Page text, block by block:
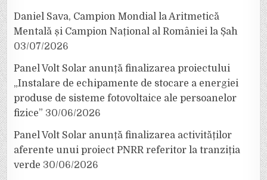
Daniel Sava, Campion Mondial la Aritmetică
Mentală și Campion Național al României la Șah
03/07/2026
Panel Volt Solar anunță finalizarea proiectului
„Instalare de echipamente de stocare a energiei
produse de sisteme fotovoltaice ale persoanelor
fizice” 30/06/2026
Panel Volt Solar anunță finalizarea activităților
aferente unui proiect PNRR referitor la tranziția
verde 30/06/2026